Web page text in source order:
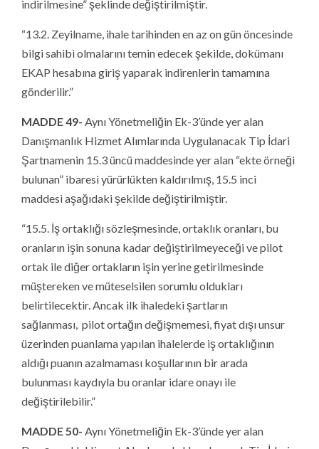
indirilmesine” şeklinde değiştirilmiştir.
“13.2. Zeyilname, ihale tarihinden en az on gün öncesinde
bilgi sahibi olmalarını temin edecek şekilde, dokümanı
EKAP hesabına giriş yaparak indirenlerin tamamına
gönderilir.”
MADDE 49- Aynı Yönetmeliğin Ek-3’ünde yer alan
Danışmanlık Hizmet Alımlarında Uygulanacak Tip İdari
Şartnamenin 15.3 üncü maddesinde yer alan “ekte örneği
bulunan” ibaresi yürürlükten kaldırılmış, 15.5 inci
maddesi aşağıdaki şekilde değiştirilmiştir.
“15.5. İş ortaklığı sözleşmesinde, ortaklık oranları, bu
oranların işin sonuna kadar değiştirilmeyeceği ve pilot
ortak ile diğer ortakların işin yerine getirilmesinde
müştereken ve müteselsilen sorumlu oldukları
belirtilecektir. Ancak ilk ihaledeki şartların
sağlanması, pilot ortağın değişmemesi, fiyat dışı unsur
üzerinden puanlama yapılan ihalelerde iş ortaklığının
aldığı puanın azalmaması koşullarının bir arada
bulunması kaydıyla bu oranlar idare onayı ile
değiştirilebilir.”
MADDE 50- Aynı Yönetmeliğin Ek-3’ünde yer alan